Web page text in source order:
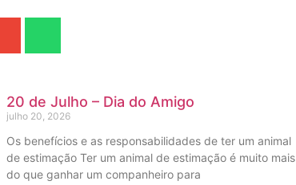
20 de Julho – Dia do Amigo
julho 20, 2026
Os benefícios e as responsabilidades de ter um animal
de estimação Ter um animal de estimação é muito mais
do que ganhar um companheiro para